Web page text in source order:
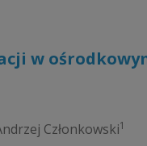
w
Członkowski1